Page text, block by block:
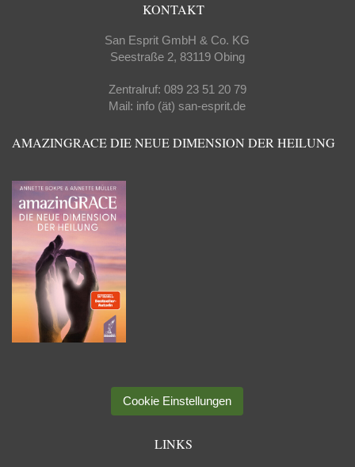
KONTAKT
San Esprit GmbH & Co. KG
Seestraße 2, 83119 Obing
Zentralruf: 089 23 51 20 79
Mail: info (ät) san-esprit.de
AMAZINGRACE DIE NEUE DIMENSION DER HEILUNG
Cookie Einstellungen
LINKS